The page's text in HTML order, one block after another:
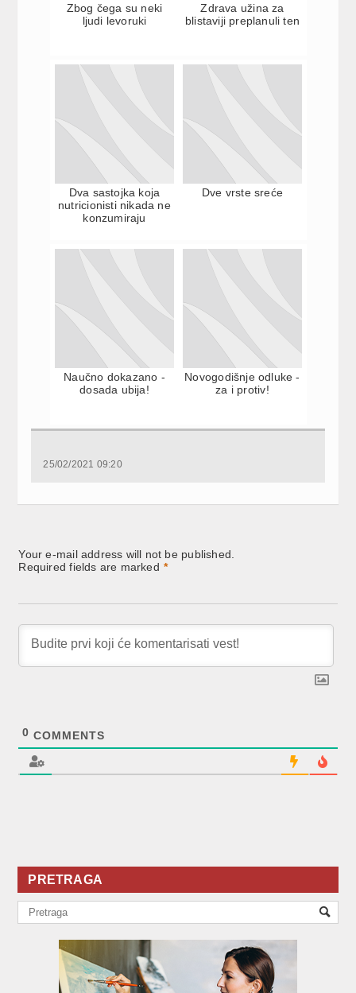
Zbog čega su neki
ljudi levoruki
Zdrava užina za
blistaviji preplanuli ten
Dva sastojka koja
nutricionisti nikada ne
konzumiraju
Dve vrste sreće
Naučno dokazano -
dosada ubija!
Novogodišnje odluke -
za i protiv!
25/02/2021 09:20
Your e-mail address will not be published.
Required fields are marked *
0 COMMENTS
PRETRAGA